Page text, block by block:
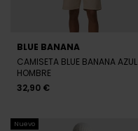
BLUE BANANA
CAMISETA BLUE BANANA AZUL
HOMBRE
32,90 €
Nuevo